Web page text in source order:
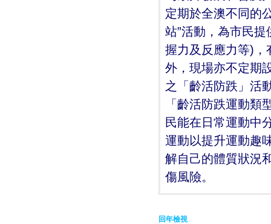
定期於全澳不同的
站”活動，為市民
握力及反應力等)，
外，現場亦不定期
之「齡活防跌」活
「齡活防跌運動
民能在日常運動中
運動以提升運動趣
解自己的體質狀況
傷風險。
回年檢視